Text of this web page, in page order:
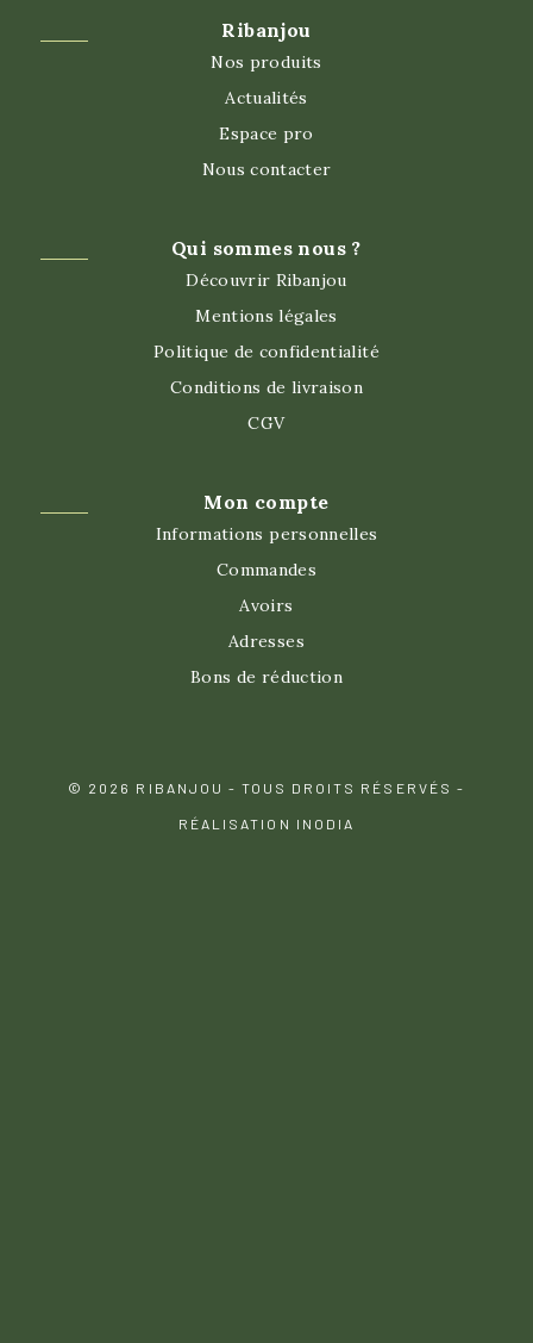
Ribanjou
Nos produits
Actualités
Espace pro
Nous contacter
Qui sommes nous ?
Découvrir Ribanjou
Mentions légales
Politique de confidentialité
Conditions de livraison
CGV
Mon compte
Informations personnelles
Commandes
Avoirs
Adresses
Bons de réduction
© 2026 RIBANJOU - TOUS DROITS RÉSERVÉS -
RÉALISATION INODIA